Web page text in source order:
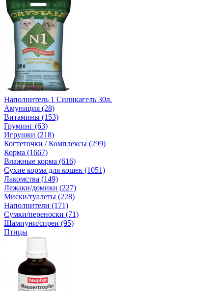
Наполнитель 1 Силикагель 30л.
Амуниция (28)
Витамины (153)
Груминг (63)
Игрушки (218)
Когтеточки / Комплексы (299)
Корма (1667)
Влажные корма (616)
Сухие корма для кошек (1051)
Лакомства (149)
Лежаки/домики (227)
Миски/туалеты (228)
Наполнители (171)
Сумки/переноски (71)
Шампуни/спреи (95)
Птицы